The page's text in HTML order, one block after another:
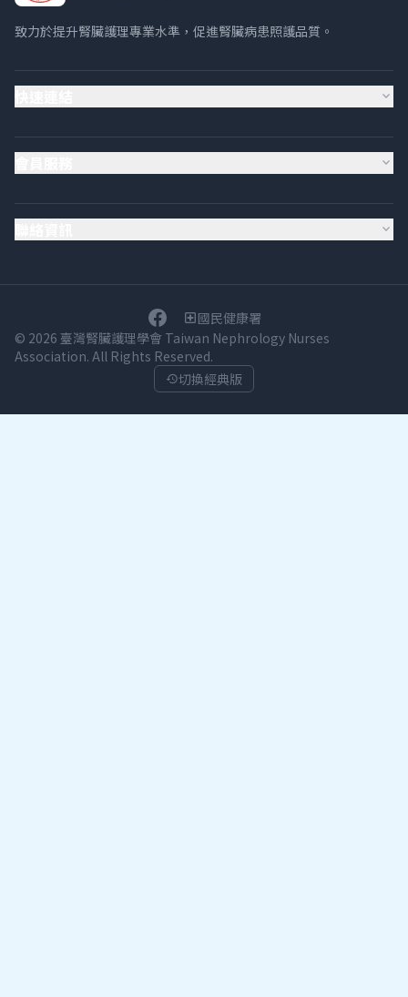
致力於提升腎臟護理專業水準，促進腎臟病患照護品質。
expand_more
expand_more
expand_more
local_hospital國民健康署
© 2026 臺灣腎臟護理學會 Taiwan Nephrology Nurses
Association. All Rights Reserved.
history切換經典版